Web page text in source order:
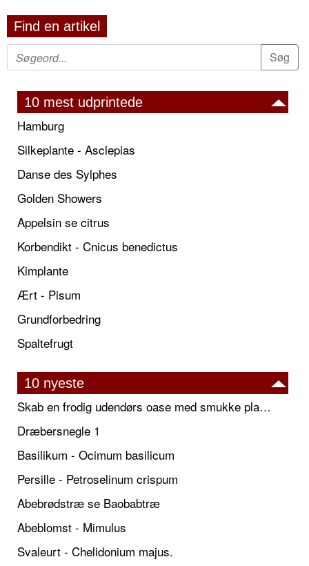
Find en artikel
10 mest udprintede
Hamburg
Silkeplante - Asclepias
Danse des Sylphes
Golden Showers
Appelsin se citrus
Korbendikt - Cnicus benedictus
Kimplante
Ært - Pisum
Grundforbedring
Spaltefrugt
10 nyeste
Skab en frodig udendørs oase med smukke plantekrukker og elegante espalier
Dræbersnegle 1
Basilikum - Ocimum basilicum
Persille - Petroselinum crispum
Abebrødstræ se Baobabtræ
Abeblomst - Mimulus
Svaleurt - Chelidonium majus.